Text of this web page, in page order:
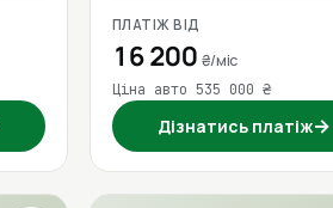
ПЛАТІЖ ВІД
16 200 ₴/міс
Ціна авто 535 000 ₴
Дізнатись платіж→